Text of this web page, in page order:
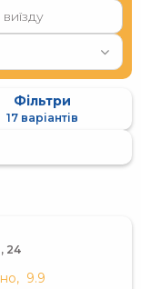
Фільтри
17 варіантів
24
9.9